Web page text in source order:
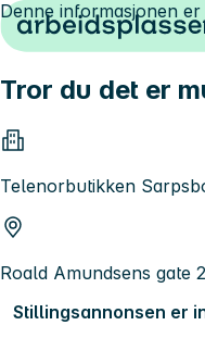
Hopp til innhold
Tror du det er
Telenorbutikken
Roald Amundsens gate
Stillingsannonsen er
Denne informasjonen